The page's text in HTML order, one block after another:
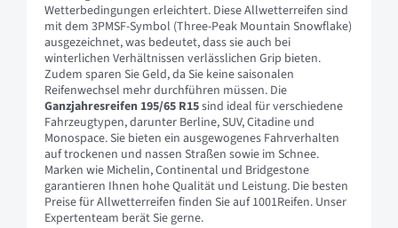
Wetterbedingungen erleichtert. Diese Allwetterreifen sind
mit dem 3PMSF-Symbol (Three-Peak Mountain Snowflake)
ausgezeichnet, was bedeutet, dass sie auch bei
winterlichen Verhältnissen verlässlichen Grip bieten.
Zudem sparen Sie Geld, da Sie keine saisonalen
Reifenwechsel mehr durchführen müssen. Die
Ganzjahresreifen 195/65 R15sind ideal für verschiedene
Fahrzeugtypen, darunter Berline, SUV, Citadine und
Monospace. Sie bieten ein ausgewogenes Fahrverhalten
auf trockenen und nassen Straßen sowie im Schnee.
Marken wie Michelin, Continental und Bridgestone
garantieren Ihnen hohe Qualität und Leistung. Die besten
Preise für Allwetterreifen finden Sie auf 1001Reifen. Unser
Expertenteam berät Sie gerne.